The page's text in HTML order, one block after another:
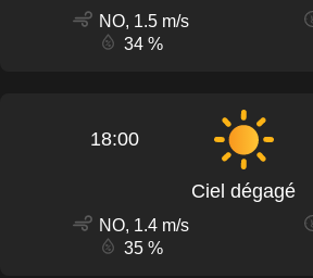
NO, 1.5 m/s
34 %
18:00
Ciel dégagé
NO, 1.4 m/s
35 %